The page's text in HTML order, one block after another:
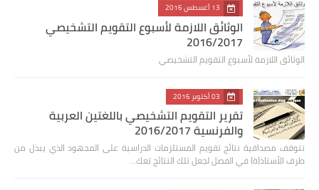
13 أغسطس 2016
الوثائق اللازمة لأسبوع التقويم التشخيصي
2016/2017
الوثائق اللازمة لأسبوع التقويم التشخيصي
03 أكتوبر 2016
تقرير التقويم التشخيصي باللغتين العربية
والفرنسية 2016/2017
تتوقف مصداقية نتائج تقويم المستلزمات الدراسية على المجهود الذي يبذل من
طرف الأستاذ(ة) في الفصل لجعل تلك النتائج تعك…